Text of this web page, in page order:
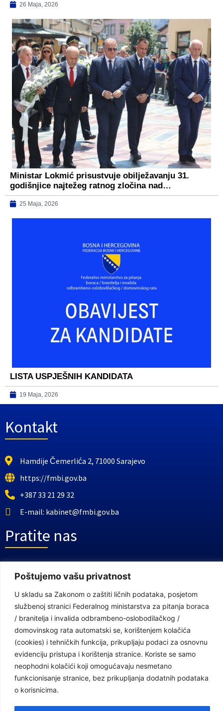
Poštujemo vašu privatnost
U skladu sa Zakonom o zaštiti ličnih podataka, posjetom
službenoj stranici Federalnog ministarstva za pitanja boraca
/ branitelja i invalida odbrambeno-oslobodilačkog /
domovinskog rata automatski se, korištenjem kolačića
(cookies) i tehničkih funkcija, prikupljaju podaci za osnovnu
evidenciju pristupa i korištenja stranice. Koriste se samo
neophodni kolačići koji omogućavaju nesmetano
funkcionisanje stranice, bez prikupljanja dodatnih podataka
o korisnicima.
26 Maja, 2026
Ministar Lokmić prisustvuje obilježavanju 31.
godišnjice najtežeg ratnog zločina nad…
25 Maja, 2026
LISTA USPJEŠNIH KANDIDATA
19 Maja, 2026
Kontakt
Hamdije Čemerlića 2, 71000 Sarajevo
https://fmbi.gov.ba
+387 33 21 29 32
E-mail: kabinet@fmbi.gov.ba
Pratite nas
Linkovi
Vlada Federacije Bosne i Hercegovine
Federalno ministarstvo finansija
Federalni zavod za penzijsko i invalidsko osiguranje
Federalno ministarstvo rada i socijalne politike